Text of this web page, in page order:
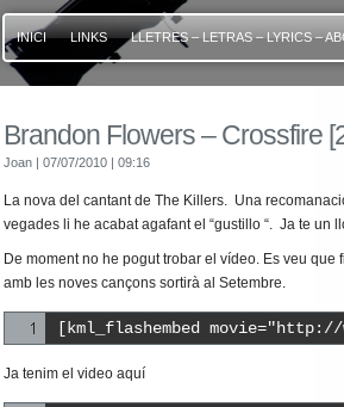
INICI LINKS LLETRES – LETRAS – LYRICS –
Brandon Flowers – Crossfire
Joan | 07/07/2010 | 09:16
La nova del cantant de The Killers. Una
vegades li he acabat agafant el “gustillo “. Ja te un
De moment no he pogut trobar el vídeo. Es veu que
amb les noves cançons sortirà al Setembre.
[kml_flashembed movie="http://
Ja tenim el video aquí